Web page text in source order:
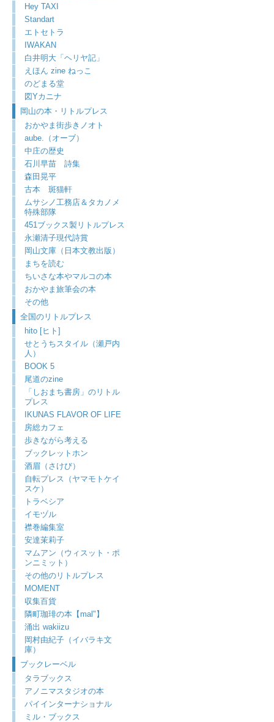
Hey TAXI
Standart
エトセトラ
IWAKAN
白井明大「ヘリヤ記」
えほん zine ねっこ
のどまる堂
図Yカニナ
岡山の本・リトルプレス
おかやま街歩きノオト
aube.（オーブ）
中庄の歴史
石川早苗 詩集
森田晃平
古本 斑猫軒
ムサシノ工務店＆タカノメ
特殊部隊
451ブックス製リトルプレス
永瀬清子現代詩賞
岡山文庫（日本文教出版）
まちを読む
ちいさな本やマルコの本
おかやま旅筆会の本
その他
全国のリトルプレス
hito [ヒト]
せとうちスタイル（瀬戸内
人）
BOOK 5
尾道のzine
「しおまち書房」のリトル
プレス
IKUNAS FLAVOR OF LIFE
房総カフェ
歩きながら考える
ブックレットホン
酒眉（さけび）
自転プレス（ヤマモトケイ
スケ）
トラベシア
イモヅル
襟巻編集室
安達茉莉子
マムアン（ウィスット・ポ
ンニミット）
その他のリトルプレス
MOMENT
収集百貨
隣町珈琲の本【mal"】
涌出 wakiizu
岡村由紀子（イバラキ文
庫）
ブックレーベル
タラブックス
アノニマスタジオの本
パイインターナショナル
ミル・ブックス